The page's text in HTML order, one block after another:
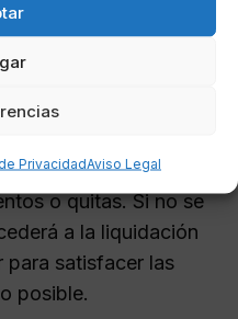
PrivacidadAviso Legal
con los
términos de pago,
o quitas. Si no se
a la liquidación
para satisfacer las
posible.